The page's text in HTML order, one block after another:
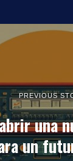
PREVIOUS
una
un